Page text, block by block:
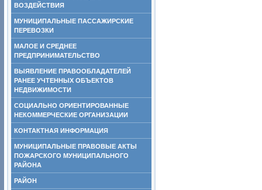
ВОЗДЕЙСТВИЯ
МУНИЦИПАЛЬНЫЕ ПАССАЖИРСКИЕ
ПЕРЕВОЗКИ
МАЛОЕ И СРЕДНЕЕ
ПРЕДПРИНИМАТЕЛЬСТВО
ВЫЯВЛЕНИЕ ПРАВООБЛАДАТЕЛЕЙ
РАНЕЕ УЧТЕННЫХ ОБЪЕКТОВ
НЕДВИЖИМОСТИ
СОЦИАЛЬНО ОРИЕНТИРОВАННЫЕ
НЕКОММЕРЧЕСКИЕ ОРГАНИЗАЦИИ
КОНТАКТНАЯ ИНФОРМАЦИЯ
МУНИЦИПАЛЬНЫЕ ПРАВОВЫЕ АКТЫ
ПОЖАРСКОГО МУНИЦИПАЛЬНОГО
РАЙОНА
РАЙОН